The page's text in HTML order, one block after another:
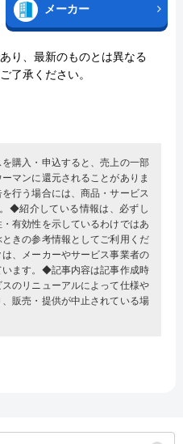
メーカー
り、最新のものとは異なる
了承ください。
購入・申込すると、売上の一部
マンに還元されることがありま
行う場合には、商品・サービス
◆紹介している情報は、必ずし
有効性を示しているわけではあ
きの参考情報としてご利用くだ
、メーカーやサービス事業者の
ます。◆記事内容は記事作成時
のリニューアルによって仕様や
販売・提供が中止されている場